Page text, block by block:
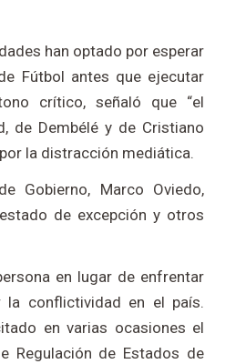
han optado por esperar
Fútbol antes que ejecutar
crítico, señaló que “el
de Dembélé y de Cristiano
la distracción mediática.
Gobierno, Marco Oviedo,
de excepción y otros
en lugar de enfrentar
la conflictividad en el país.
en varias ocasiones el
Regulación de Estados de